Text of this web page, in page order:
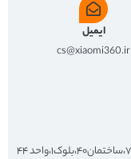
ایمیل
cs@xiaomi360.ir